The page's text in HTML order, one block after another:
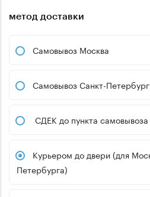
метод доставки
Самовывоз Москва
Самовывоз Санкт-Петербург
СДЕК до пункта самовывоза
Курьером до двери (для Москвы и Санкт-
Петербурга)